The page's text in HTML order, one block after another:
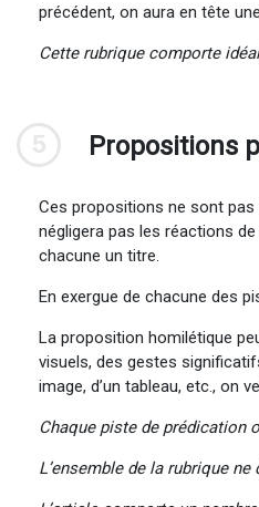
précédent, on aura en tête
Cette rubrique comporte
5 Propositions
Ces propositions ne sont pas
négligera pas les réactions
chacune un titre.
En exergue de chacune des
La proposition homilétique
visuels, des gestes
image, d’un tableau, etc., on
Chaque piste de prédication
L’ensemble de la rubrique